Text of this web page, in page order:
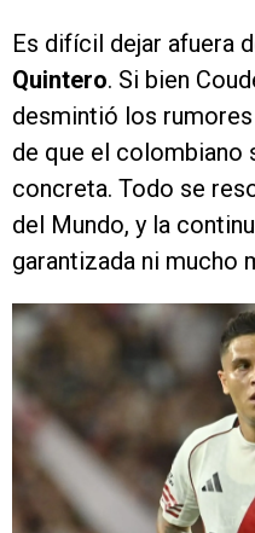
Es difícil dejar afuera
Quintero. Si bien
desmintió los
de que el colombiano
concreta. Todo se
del Mundo, y la
garantizada ni mucho